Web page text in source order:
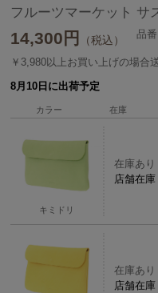
フルーツマーケット サ
14,300 円 （税込） 品
￥3,980以上お買い上げの場合
8月10日に出荷予定
カラー 在庫
キミドリ
在庫あり
店舗在庫
在庫あり
店舗在庫